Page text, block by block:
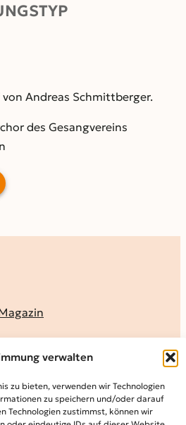
verwalten
zu bieten, verwenden wir Technologien
zu speichern und/oder darauf
Technologien zustimmst, können wir
Andreas Schmittberger.
des Gesangvereins